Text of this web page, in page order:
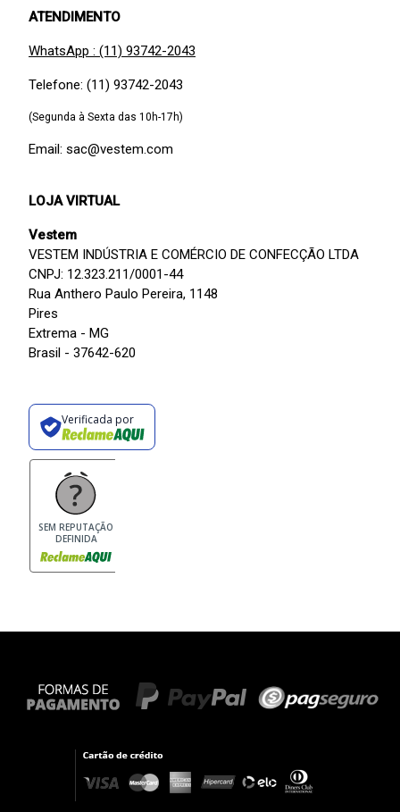
ATENDIMENTO
WhatsApp : (11) 93742-2043
Telefone: (11) 93742-2043
(Segunda à Sexta das 10h-17h)
Email: sac@vestem.com
LOJA VIRTUAL
Vestem
VESTEM INDÚSTRIA E COMÉRCIO DE CONFECÇÃO LTDA
CNPJ: 12.323.211/0001-44
Rua Anthero Paulo Pereira, 1148
Pires
Extrema - MG
Brasil - 37642-620
Verificada por
SEM REPUTAÇÃO
DEFINIDA